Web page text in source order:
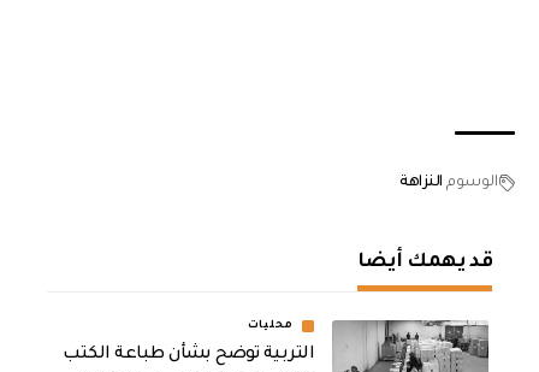
الوسوم النزاهة
قد يهمك أيضا
محليات
التربية توضح بشأن طباعة الكتب